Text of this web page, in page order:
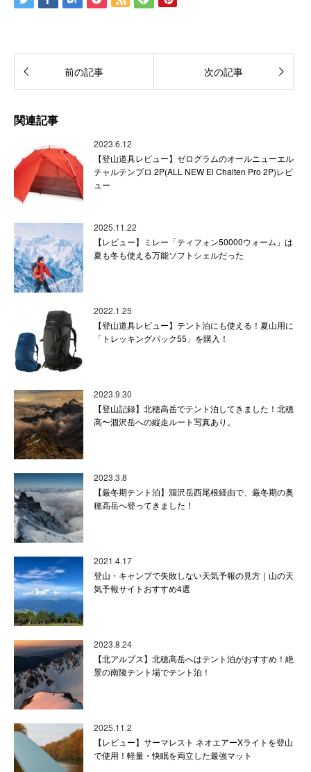
前の記事 次の記事
関連記事
2023.6.12
【登山道具レビュー】ゼログラムのオールニューエル
チャルテンプロ 2P(ALL NEW El Chalten Pro 2P)レビ
ュー
2025.11.22
【レビュー】ミレー「ティフォン50000ウォーム」は
夏も冬も使える万能ソフトシェルだった
2022.1.25
【登山道具レビュー】テント泊にも使える！夏山用に
「トレッキングパック55」を購入！
2023.9.30
【登山記録】北穂高岳でテント泊してきました！北穂
高〜涸沢岳への縦走ルート写真あり。
2023.3.8
【厳冬期テント泊】涸沢岳西尾根経由で、厳冬期の奥
穂高岳へ登ってきました！
2021.4.17
登山・キャンプで失敗しない天気予報の見方｜山の天
気予報サイトおすすめ4選
2023.8.24
【北アルプス】北穂高岳へはテント泊がおすすめ！絶
景の南陵テント場でテント泊！
2025.11.2
【レビュー】サーマレスト ネオエアーXライトを登山
で使用！軽量・快眠を両立した最強マット